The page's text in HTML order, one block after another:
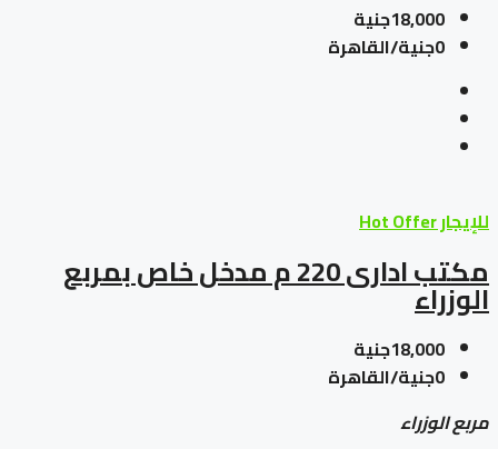
18,000جنية
0جنية/القاهرة
للإيجارHot Offer
مكتب ادارى 220 م مدخل خاص بمربع
الوزراء
18,000جنية
0جنية/القاهرة
مربع الوزراء